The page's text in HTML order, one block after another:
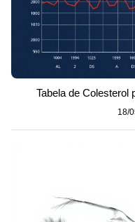
Tabela de Colesterol
18/